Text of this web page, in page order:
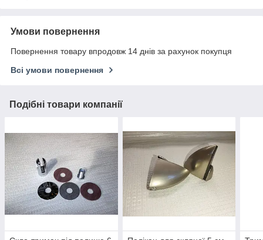
Умови повернення
Повернення товару впродовж 14 днів за рахунок покупця
Всі умови повернення
Подібні товари компанії